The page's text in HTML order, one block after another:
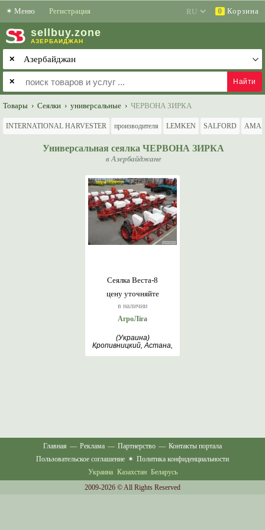
✶ Меню Регистрация 0 Корзина
sell buy.zone
АЗЕРБАЙДЖАН
✕
✕
Товары › Сеялки › универсальные › ЧЕРВОНА ЗИРКА
INTERNATIONAL HARVESTER производителя LEMKEN SALFORD
Универсальная сеялка ЧЕРВОНА ЗИРКА
в Азербайджане
цену уточняйте
в наличии
Сеялка Веста-8
АгроЛіга
(Украина)
Кропивницкий, Астана,
Главная — Реклама — Партнерство — Контакты портала
Пользовательское соглашение ✶ Политика конфиденциальности
Украина Казахстан Беларусь
2009-2026 © All Rights Reserved